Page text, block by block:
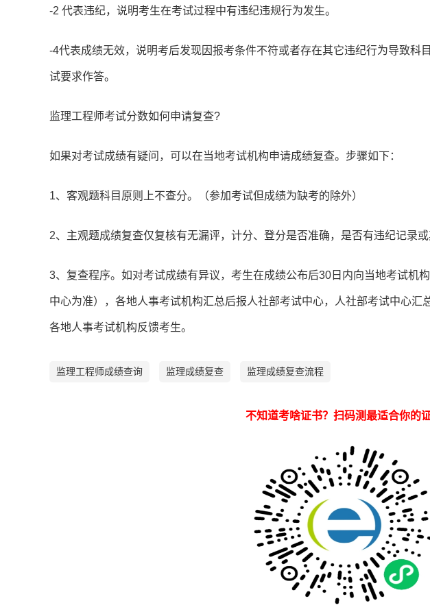
-2 代表违纪，说明考生在考试过程中有违纪违规行为发生。
-4代表成绩无效，说明考后发现因报考条件不符或者存在其它违纪行为导致科
试要求作答。
监理工程师考试分数如何申请复查?
如果对考试成绩有疑问，可以在当地考试机构申请成绩复查。步骤如下：
1、客观题科目原则上不查分。（参加考试但成绩为缺考的除外）
2、主观题成绩复查仅复核有无漏评，计分、登分是否准确，是否有违纪记录
3、复查程序。如对考试成绩有异议，考生在成绩公布后30日内向当地考试机
中心为准），各地人事考试机构汇总后报人社部考试中心，人社部考试中心汇
各地人事考试机构反馈考生。
监理工程师成绩查询 监理成绩复查 监理成绩复查流程
不知道考啥证书？扫码测最适合你的